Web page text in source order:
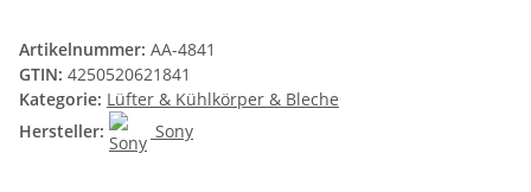
Artikelnummer: AA-4841
GTIN: 4250520621841
Kategorie: Lüfter & Kühlkörper & Bleche
Hersteller:
Sony